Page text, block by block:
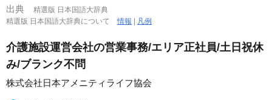
出典
精選版 日本国語大辞典
精選版 日本国語大辞典について情報 | 凡例
介護施設運営会社の営業事務/エリア正社員/土日祝休
み/ブランク不問
株式会社日本アメニティライフ協会